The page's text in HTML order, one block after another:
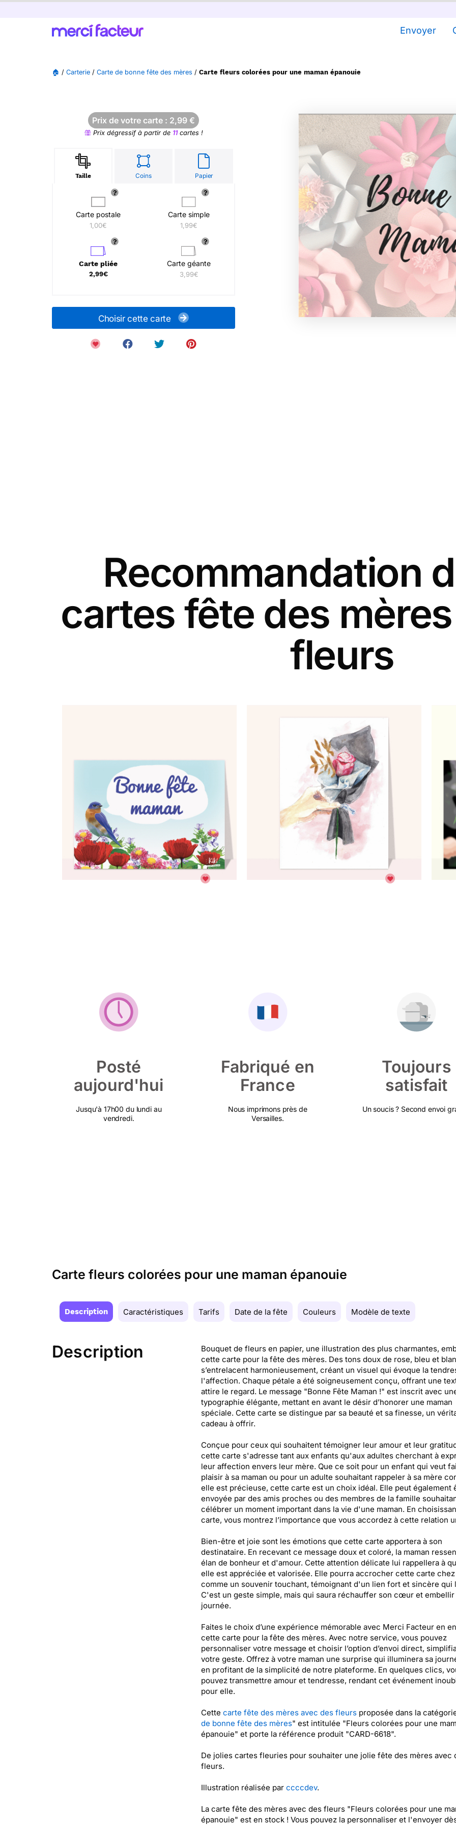
Envoyer
🏠 / Carterie / Carte de bonne fête des mères / Carte fleurs colorées pour une maman épanouie
Prix de votre carte : 2,99 €
Prix dégressif à partir de 11cartes !
Taille Coins Papier
Carte postale
1,00€
Carte simple
1,99€
Carte pliée
2,99€
Carte géante
3,99€
Choisir cette carte
Recommandation
cartes fête des
fleurs
Posté
aujourd'hui
Jusqu'à 17h00 du lundi au
vendredi.
Fabriqué en
France
Nous imprimons près de
Versailles.
Toujours
satisfait
Un soucis ? Second envoi
Carte fleurs colorées pour une maman épanouie
Description Caractéristiques Tarifs Date de la fête Couleurs Modèle de texte
Description
Bouquet de fleurs en papier, une illustration des plus charmantes,
cette carte pour la fête des mères. Des tons doux de rose, bleu et
s’entrelacent harmonieusement, créant un visuel qui évoque la
l'affection. Chaque pétale a été soigneusement conçu, offrant une
attire le regard. Le message "Bonne Fête Maman !" est inscrit avec
typographie élégante, mettant en avant le désir d’honorer une maman
spéciale. Cette carte se distingue par sa beauté et sa finesse, un
cadeau à offrir.
Conçue pour ceux qui souhaitent témoigner leur amour et leur
cette carte s'adresse tant aux enfants qu'aux adultes cherchant à
leur affection envers leur mère. Que ce soit pour un enfant qui veut
plaisir à sa maman ou pour un adulte souhaitant rappeler à sa mère
elle est précieuse, cette carte est un choix idéal. Elle peut également
envoyée par des amis proches ou des membres de la famille
célébrer un moment important dans la vie d'une maman. En
carte, vous montrez l’importance que vous accordez à cette relation
Bien-être et joie sont les émotions que cette carte apportera à son
destinataire. En recevant ce message doux et coloré, la maman
élan de bonheur et d'amour. Cette attention délicate lui rappellera à
elle est appréciée et valorisée. Elle pourra accrocher cette carte
comme un souvenir touchant, témoignant d'un lien fort et sincère qui
C'est un geste simple, mais qui saura réchauffer son cœur et embellir
journée.
Faites le choix d’une expérience mémorable avec Merci Facteur en
cette carte pour la fête des mères. Avec notre service, vous pouvez
personnaliser votre message et choisir l’option d’envoi direct,
votre geste. Offrez à votre maman une surprise qui illuminera sa
en profitant de la simplicité de notre plateforme. En quelques clics,
pouvez transmettre amour et tendresse, rendant cet événement
pour elle.
Cette carte fête des mères avec des fleursproposée dans la
de bonne fête des mères" est intitulée "Fleurs colorées pour une
épanouie" et porte la référence produit "CARD-6618".
De jolies cartes fleuries pour souhaiter une jolie fête des mères avec
fleurs.
Illustration réalisée par ccccdev.
La carte fête des mères avec des fleurs "Fleurs colorées pour une
épanouie" est en stock ! Vous pouvez la personnaliser et l'envoyer